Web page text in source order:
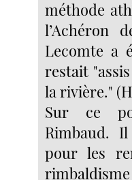
méthode
l’Achéron
Lecomte a
restait
la rivière."
Sur ce
Rimbaud.
pour les